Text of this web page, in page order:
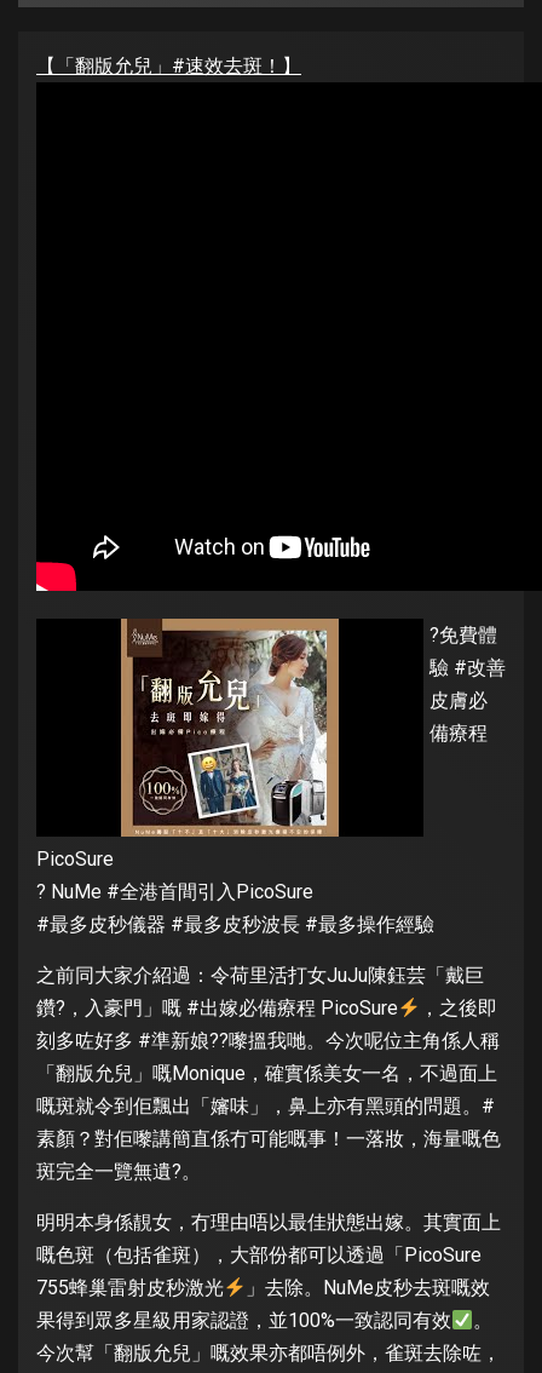
【「翻版允兒」#速效去斑！】
?免費體
驗 #改善
皮膚必
備療程
PicoSure
? NuMe #全港首間引入PicoSure
#最多皮秒儀器 #最多皮秒波長 #最多操作經驗
之前同大家介紹過：令荷里活打女JuJu陳鈺芸「戴巨
鑽?，入豪門」嘅 #出嫁必備療程 PicoSure
，之後即
刻多咗好多 #準新娘??嚟搵我哋。今次呢位主角係人稱
「翻版允兒」嘅Monique，確實係美女一名，不過面上
嘅斑就令到佢飄出「嬸味」，鼻上亦有黑頭的問題。#
素顏？對佢嚟講簡直係冇可能嘅事！一落妝，海量嘅色
斑完全一覽無遺?。
明明本身係靚女，冇理由唔以最佳狀態出嫁。其實面上
嘅色斑（包括雀斑），大部份都可以透過「PicoSure
755蜂巢雷射皮秒激光
」去除。NuMe皮秒去斑嘅效
果得到眾多星級用家認證，並100%一致認同有效
。
今次幫「翻版允兒」嘅效果亦都唔例外，雀斑去除咗，